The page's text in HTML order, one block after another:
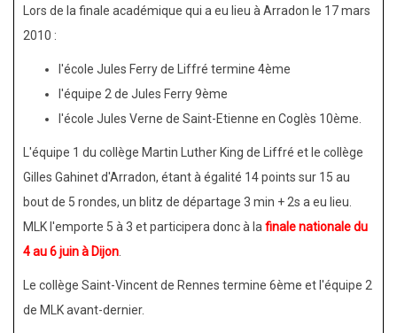
phase
Lors de la finale académique qui a eu lieu à Arradon le 17 mars
2010 :
l'école Jules Ferry de Liffré termine 4ème
l'équipe 2 de Jules Ferry 9ème
l'école Jules Verne de Saint-Etienne en Coglès 10ème.
L'équipe 1 du collège Martin Luther King de Liffré et le collège
Gilles Gahinet d'Arradon, étant à égalité 14 points sur 15 au
bout de 5 rondes, un blitz de départage 3 min + 2s a eu lieu.
MLK l'emporte 5 à 3 et participera donc à la finale nationale du
4 au 6 juin à Dijon
Le collège Saint-Vincent de Rennes termine 6ème et l'équipe 2
de MLK avant-dernier.